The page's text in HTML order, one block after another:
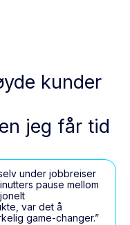
kunder
jeg får tid
under jobbreiser
pause mellom
var det å
game-changer.”